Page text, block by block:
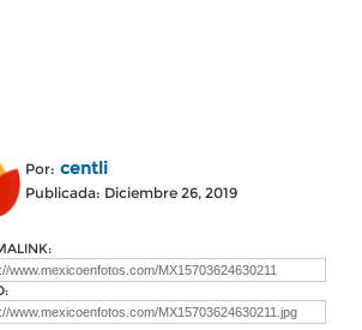
Por: centli
Publicada: Diciembre 26, 2019